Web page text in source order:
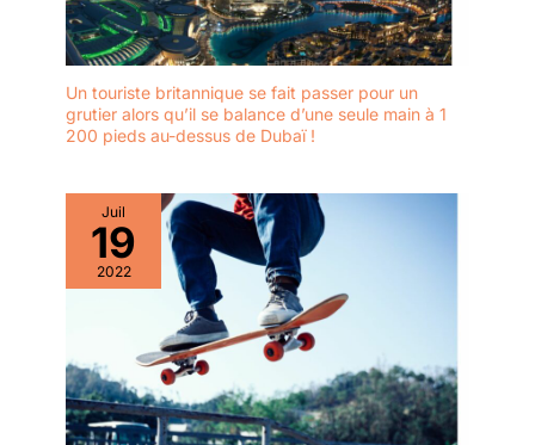
Un touriste britannique se fait passer pour un
grutier alors qu’il se balance d’une seule main à 1
200 pieds au-dessus de Dubaï !
Juil
19
2022